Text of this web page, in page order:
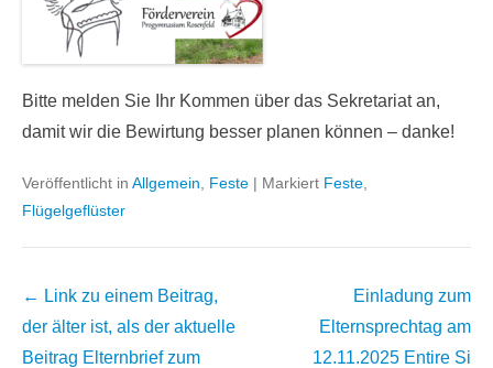
Bitte melden Sie Ihr Kommen über das Sekretariat an,
damit wir die Bewirtung besser planen können – danke!
Veröffentlicht in Allgemein Feste | Markiert Feste
Flügelgeflüster
Beitrags
Übersicht
← Link zu einem Beitrag,
der älter ist, als der aktuelle
Beitrag Elternbrief zum
Einladung zum
Elternsprechtag am
12.11.2025 Entire Si